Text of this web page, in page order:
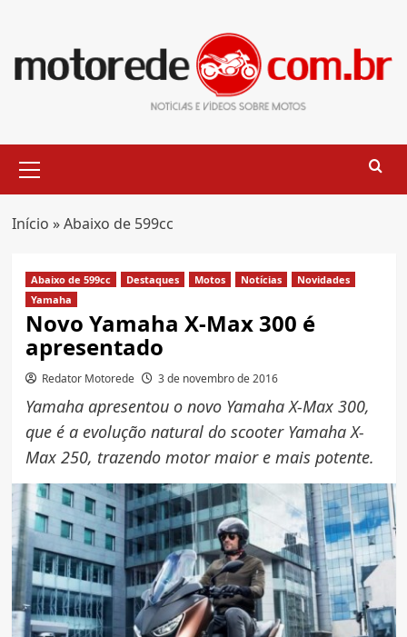
content
Menu
Início »Abaixo de 599cc
Abaixo de 599cc Destaques Motos Notícias
Novidades
Yamaha
Novo Yamaha X-Max 300 é
apresentado
Redator Motorede 3 de novembro de 2016
Yamaha apresentou o novo Yamaha X-Max 300,
que é a evolução natural do scooter Yamaha X-
Max 250, trazendo motor maior e mais potente.